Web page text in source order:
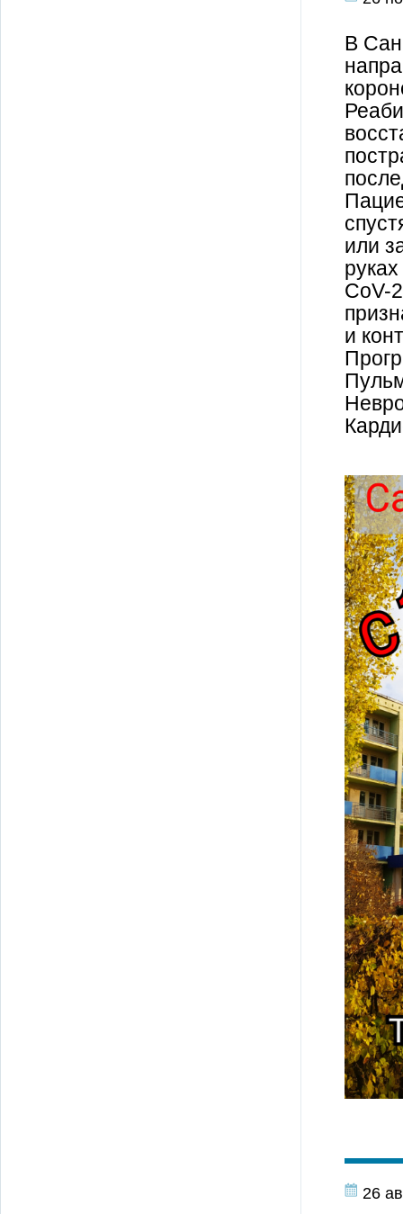
В
или
CoV-
и
26